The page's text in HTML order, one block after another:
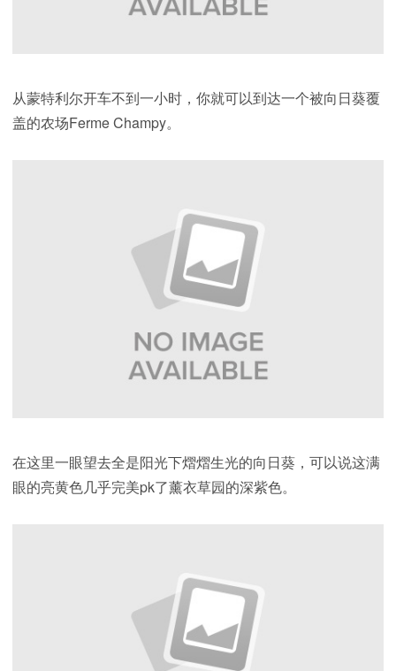
从蒙特利尔开车不到一小时，你就可以到达一个被向日葵覆
盖的农场Ferme Champy。
在这里一眼望去全是阳光下熠熠生光的向日葵，可以说这满
眼的亮黄色几乎完美pk了薰衣草园的深紫色。